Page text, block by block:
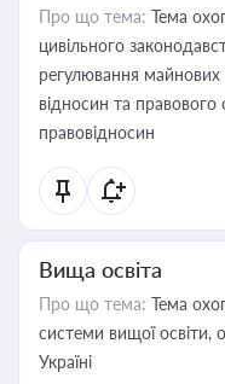
Про що тема: Тема
цивільного
регулювання майнових
відносин та правового
правовідносин
Вища освіта
Про що тема: Тема
системи вищої освіти,
Україні